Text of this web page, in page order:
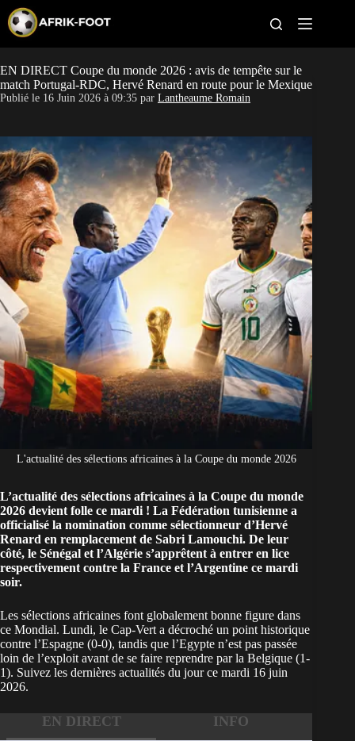
p
t
o
c
o
t
e
n
t
CAN féminine
Pays
Clubs
Classement
Paris sportifs
EN DIRECT Coupe du monde 2026 : avis de tempête sur le
match Portugal-RDC, Hervé Renard en route pour le Mexique
Publié le 16 Juin 2026 à 09:35 par Lantheaume Romain
L'actualité des sélections africaines à la Coupe du monde 2026
L’actualité des sélections africaines à la Coupe du monde
2026 devient folle ce mardi ! La Fédération tunisienne a
officialisé la nomination comme sélectionneur d’Hervé
Renard en remplacement de Sabri Lamouchi. De leur
côté, le Sénégal et l’Algérie s’apprêtent à entrer en lice
respectivement contre la France et l’Argentine ce mardi
soir.
Les sélections africaines font globalement bonne figure dans
ce Mondial. Lundi, le Cap-Vert a décroché un point historique
contre l’Espagne (0-0), tandis que l’Egypte n’est pas passée
loin de l’exploit avant de se faire reprendre par la Belgique (1-
1). Suivez les dernières actualités du jour ce mardi 16 juin
2026.
EN DIRECT INFO